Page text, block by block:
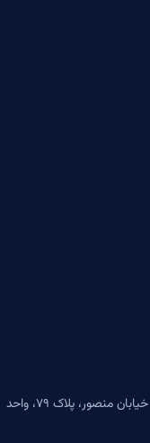
تهران، خیابان ولیعصر، ابتدای خیابان مطهری، خیابان منصور، پلاک ۷۹، واحد